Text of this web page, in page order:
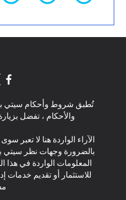
تُطبق شروط وأحكام سيتي
والأحكام ، تفضل
الآراء الواردة هنا لا تعبر
بالضرورة وجهات نظر سيتي
المعلومات الواردة في هذا
للاستثمار أو تقديم خدمات